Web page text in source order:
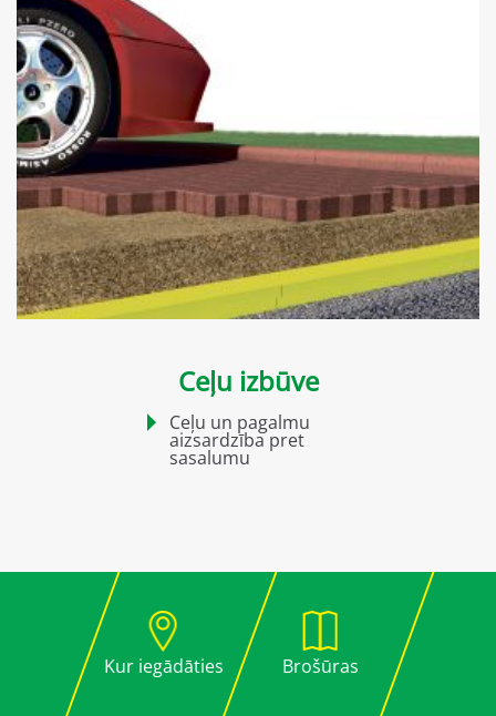
Ceļu izbūve
Ceļu un pagalmu
aizsardzība pret
sasalumu
Kur iegādāties Brošūras